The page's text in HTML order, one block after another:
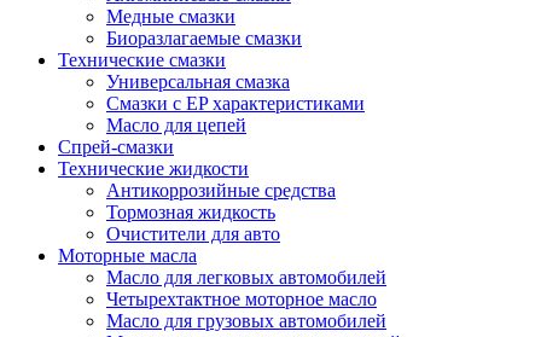
Медные смазки
Биоразлагаемые смазки
Технические смазки
Универсальная смазка
Смазки с EP характеристиками
Масло для цепей
Спрей-смазки
Технические жидкости
Антикоррозийные средства
Тормозная жидкость
Очистители для авто
Моторные масла
Масло для легковых автомобилей
Четырехтактное моторное масло
Масло для грузовых автомобилей